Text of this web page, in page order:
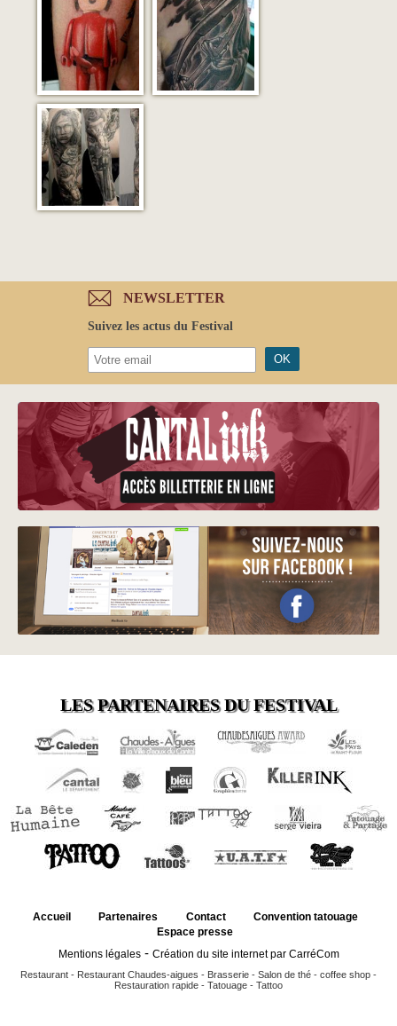
NEWSLETTER
Suivez les actus du Festival
LES PARTENAIRES DU FESTIVAL
Accueil Partenaires Contact
Convention tatouage
Espace presse
Mentions légales- Création du site internet par CarréCom
Restaurant - Restaurant Chaudes-aigues - Brasserie - Salon de thé - coffee shop -
Restauration rapide - Tatouage - Tattoo